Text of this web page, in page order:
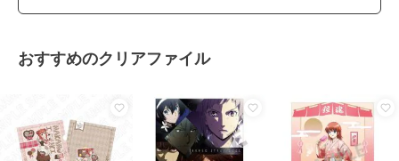
おすすめのクリアファイル